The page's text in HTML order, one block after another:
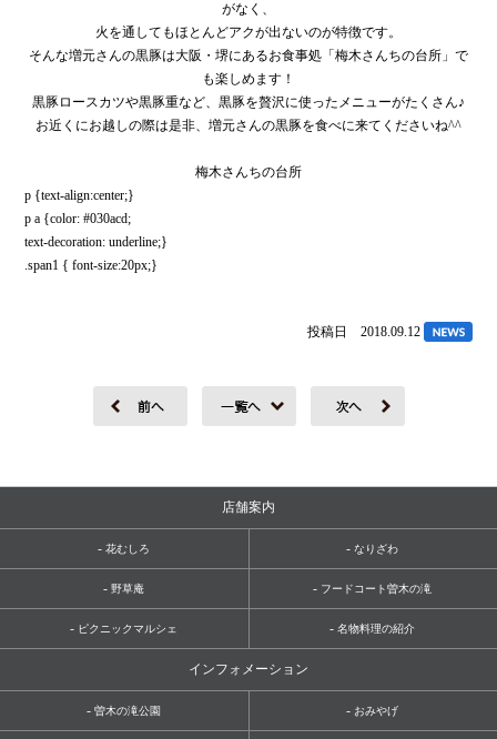
がなく、
火を通してもほとんどアクが出ないのが特徴です。
そんな増元さんの黒豚は大阪・堺にあるお食事処「梅木さんちの台所」で
も楽しめます！
黒豚ロースカツや黒豚重など、黒豚を贅沢に使ったメニューがたくさん♪
お近くにお越しの際は是非、増元さんの黒豚を食べに来てくださいね^^
梅木さんちの台所
p {text-align:center;}
p a {color: #030acd;
text-decoration: underline;}
.span1 { font-size:20px;}
投稿日 2018.09.12
店舗案内
-花むしろ -なりざわ
-野草庵 - フードコート曽木の滝
- ピクニックマルシェ -名物料理の紹介
インフォメーション
-曽木の滝公園 - おみやげ